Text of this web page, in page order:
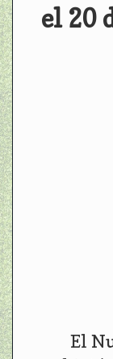
el 20
El